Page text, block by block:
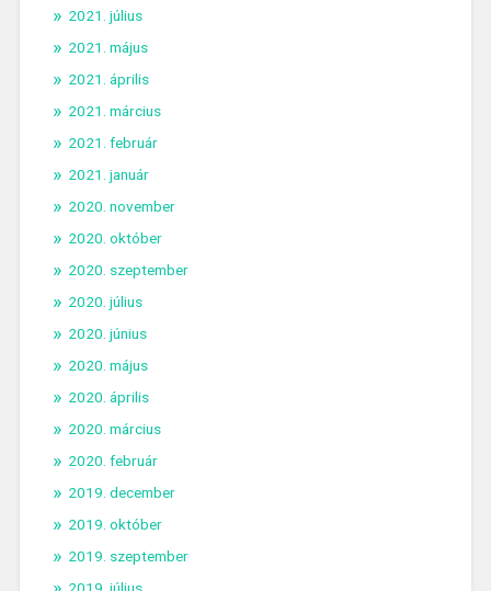
2021. július
2021. május
2021. április
2021. március
2021. február
2021. január
2020. november
2020. október
2020. szeptember
2020. július
2020. június
2020. május
2020. április
2020. március
2020. február
2019. december
2019. október
2019. szeptember